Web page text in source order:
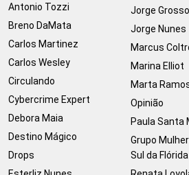
Antonio Tozzi
Breno DaMata
Carlos Martinez
Carlos Wesley
Circulando
Cybercrime Expert
Debora Maia
Destino Mágico
Drops
Jorge Grosso
Jorge Nunes
Marcus
Marina Elliot
Marta
Opinião
Paula Santa
Grupo
Sul da Flórida